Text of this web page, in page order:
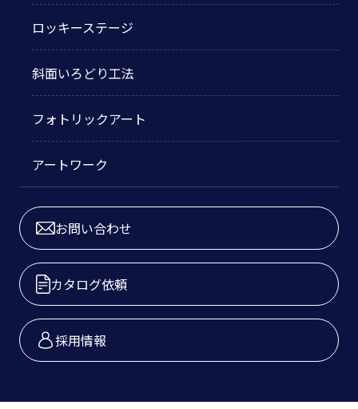
ロッキーステージ
斜面いろどり工法
フォトリックアート
アートワーク
お問い合わせ
カタログ依頼
採用情報